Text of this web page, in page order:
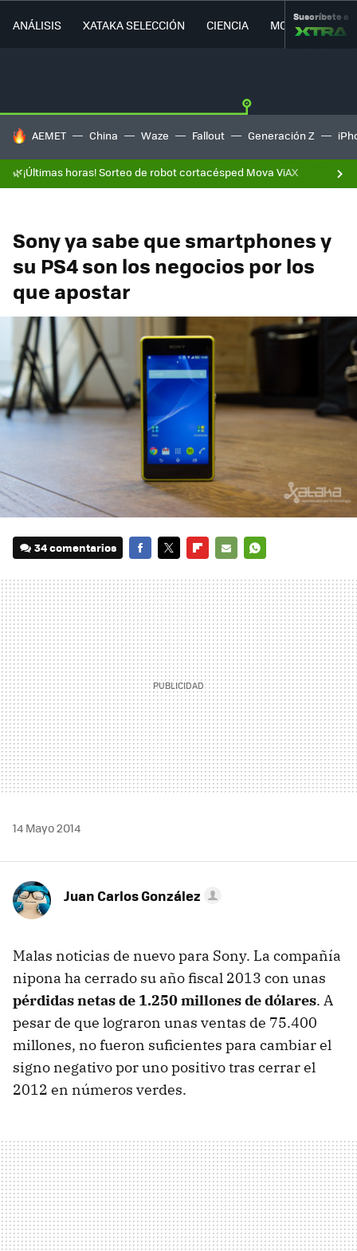
ANÁLISIS XATAKA SELECCIÓN CIENCIA MOVILIDAD
Suscríbete a
HOY SE HABLA DE
AEMET China Waze Fallout Generación Z
🌿¡Últimas horas! Sorteo de robot cortacésped Mova ViAX
Sony ya sabe que smartphones y
su PS4 son los negocios por los
que apostar
34 comentarios
MAIL
14 Mayo 2014
Juan Carlos González
Malas noticias de nuevo para Sony. La compañía
nipona ha cerrado su año fiscal 2013 con unas
pérdidas netas de 1.250 millones de dólares. A
pesar de que lograron unas ventas de 75.400
millones, no fueron suficientes para cambiar el
signo negativo por uno positivo tras cerrar el
2012 en números verdes.